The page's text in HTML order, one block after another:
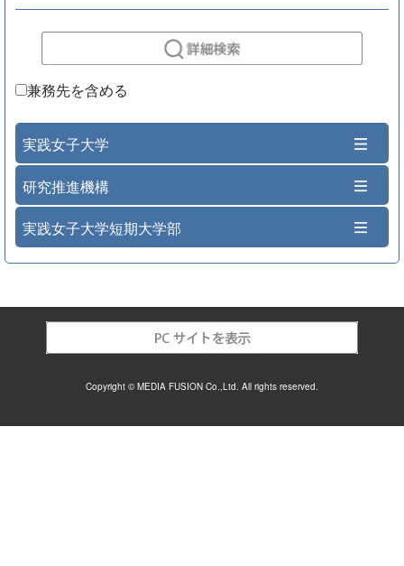
兼務先を含める
実践女子大学
研究推進機構
実践女子大学短期大学部
Copyright © MEDIA FUSION Co.,Ltd. All rights reserved.